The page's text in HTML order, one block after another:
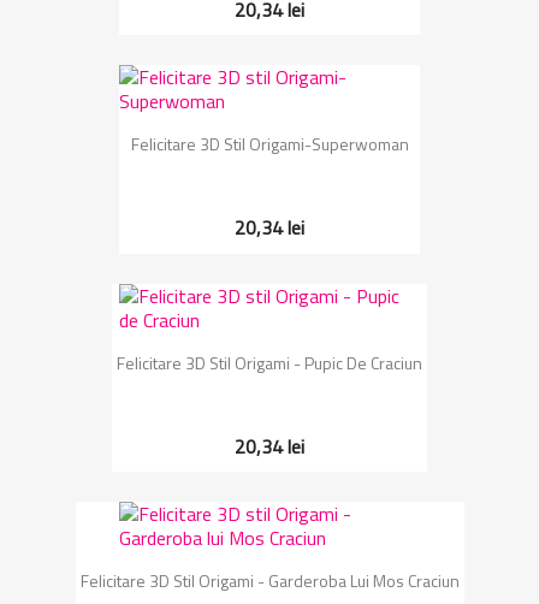
20,34 lei
Felicitare 3D Stil Origami-Superwoman
20,34 lei
Felicitare 3D Stil Origami - Pupic De Craciun
20,34 lei
Felicitare 3D Stil Origami - Garderoba Lui Mos Craciun